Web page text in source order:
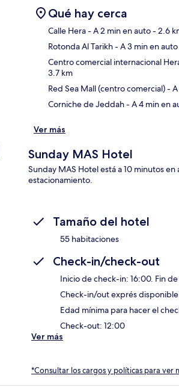
Qué hay cerca
Calle Hera- A 2 min en auto- 2.6
Rotonda Al Tarikh- A 3 min en auto
Centro comercial internacional
3.7 km
Red Sea Mall (centro comercial)-
Corniche de Jeddah- A 4 min en
Ver más
Sunday MAS Hotel
Sunday MAS Hotel está a 10 minutos
estacionamiento.
Tamaño del hotel
55 habitaciones
Check-in/check-out
Inicio de check-in: 16:00. Fin
Check-in/out exprés disponible
Edad mínima para hacer el
Check-out: 12:00
Ver más
*Consultar los cargos y políticas para ver